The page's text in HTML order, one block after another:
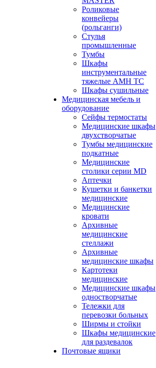
Роликовые
конвейеры
(рольганги)
Стулья
промышленные
Тумбы
Шкафы
инструментальные
тяжелые АМН ТС
Шкафы сушильные
Медицинская мебель и
оборудование
Сейфы термостаты
Медицинские шкафы
двухстворчатые
Тумбы медицинские
подкатные
Медицинские
столики серии MD
Аптечки
Кушетки и банкетки
медицинские
Медицинские
кровати
Архивные
медицинские
стеллажи
Архивные
медицинские шкафы
Картотеки
медицинские
Медицинские шкафы
одностворчатые
Тележки для
перевозки больных
Ширмы и стойки
Шкафы медицинские
для раздевалок
Почтовые ящики